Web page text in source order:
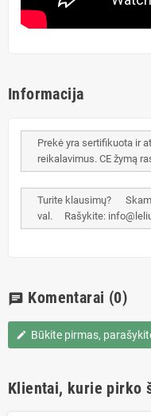
Informacija
Prekė yra sertifikuota ir
reikalavimus. CE žymą
Turite klausimų?
val. Rašykite:
chat Komentarai (0)
edit Būkite pirmas,
Klientai, kurie pirko